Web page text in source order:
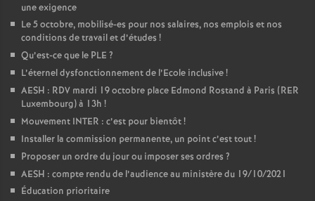
n
d
g
une exigence
Le 5 octobre, mobilisé-es pour nos salaires, nos emplois et nos
conditions de travail et d’études !
Qu’est-ce que le PLE ?
L’éternel dysfonctionnement de l’Ecole inclusive!
AESH : RDV mardi 19 octobre place Edmond Rostand à Paris (RER
Luxembourg) à 13h !
Mouvement INTER : c’est pour bientôt!
Installer la commission permanente, un point c’est tout!
Proposer un ordre du jour ou imposer ses ordres ?
AESH : compte rendu de l’audience au ministère du 19/10/2021
Éducation prioritaire